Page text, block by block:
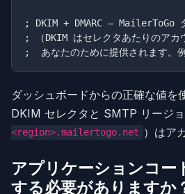
; DKIM + DMARC — MailerToGo
; （DKIM はセレクタあたりのアカ
ダッシュボードからの正確な値を
DKIM セレクタと SMTP リージ
<region>.mailertogo.net ）はア
アプリケーションコー
する必要がありますか